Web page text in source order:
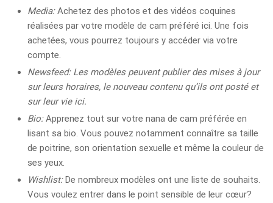
Media:Achetez des photos et des vidéos coquines
réalisées par votre modèle de cam préféré ici. Une fois
achetées, vous pourrez toujours y accéder via votre
compte.
Newsfeed: Les modèles peuvent publier des mises à jour
sur leurs horaires, le nouveau contenu qu’ils ont posté et
sur leur vie ici.
Bio:Apprenez tout sur votre nana de cam préférée en
lisant sa bio. Vous pouvez notamment connaître sa taille
de poitrine, son orientation sexuelle et même la couleur de
ses yeux.
Wishlist:De nombreux modèles ont une liste de souhaits.
Vous voulez entrer dans le point sensible de leur cœur?